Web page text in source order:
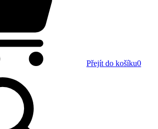
Přejít do košíku0